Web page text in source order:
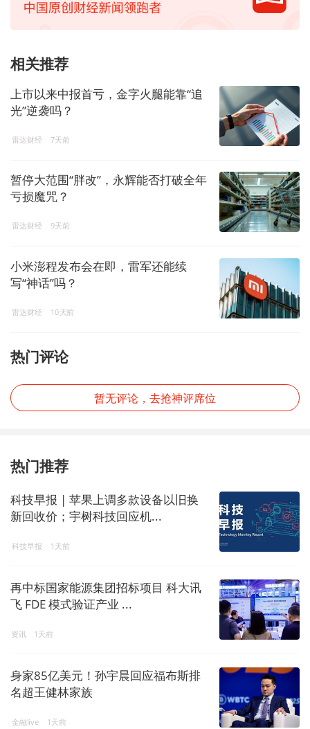
相关推荐
上市以来中报首亏，金字火腿能靠“追
光”逆袭吗？
雷达财经 7天前
暂停大范围“胖改”，永辉能否打破全年
亏损魔咒？
雷达财经 9天前
小米澎程发布会在即，雷军还能续
写“神话”吗？
雷达财经 10天前
热门评论
暂无评论，去抢神评席位
热门推荐
科技早报 | 苹果上调多款设备以旧换
新回收价；宇树科技回应机...
科技早报 1天前
再中标国家能源集团招标项目 科大讯
飞 FDE 模式验证产业 ...
资讯 1天前
身家85亿美元！孙宇晨回应福布斯排
名超王健林家族
金融live 1天前